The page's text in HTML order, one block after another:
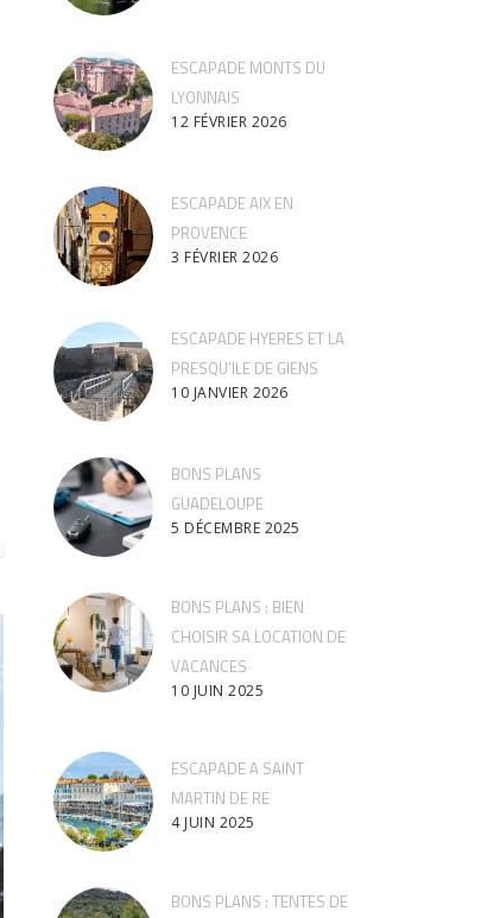
ESCAPADE MONTS DU
LYONNAIS
12 FÉVRIER 2026
ESCAPADE AIX EN
PROVENCE
3 FÉVRIER 2026
ESCAPADE HYERES ET LA
PRESQU’ILE DE GIENS
10 JANVIER 2026
BONS PLANS
GUADELOUPE
5 DÉCEMBRE 2025
BONS PLANS : BIEN
CHOISIR SA LOCATION DE
VACANCES
10 JUIN 2025
ESCAPADE A SAINT
MARTIN DE RE
4 JUIN 2025
BONS PLANS : TENTES DE